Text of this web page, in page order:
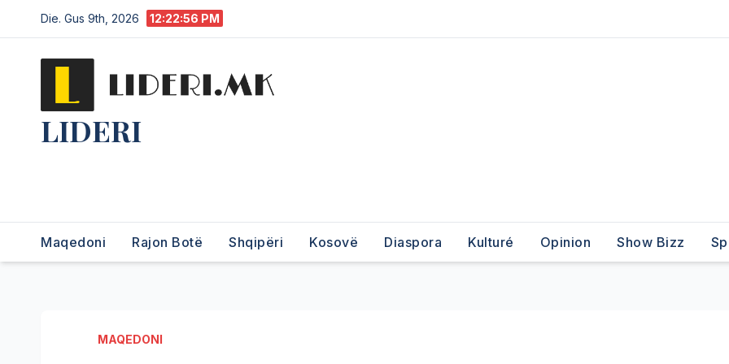
Die. Gus 9th, 2026 12:22:56 PM
LIDERI
Maqedoni Rajon Botë Shqipëri Kosovë Diaspora Kulturé Opinion Show Bizz
MAQEDONI